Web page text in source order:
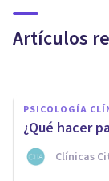
Artículos
PSICOLOGÍA
¿Qué hacer
Clínicas